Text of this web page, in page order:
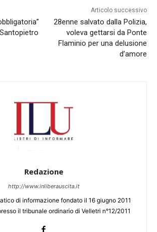
Articolo successivo
28enne salvato dalla Polizia,
voleva gettarsi da Ponte
Flaminio per una delusione
d’amore
Redazione
http://www.inliberauscita.it
di informazione fondato il 16 giugno 2011
il tribunale ordinario di Velletri n°12/2011